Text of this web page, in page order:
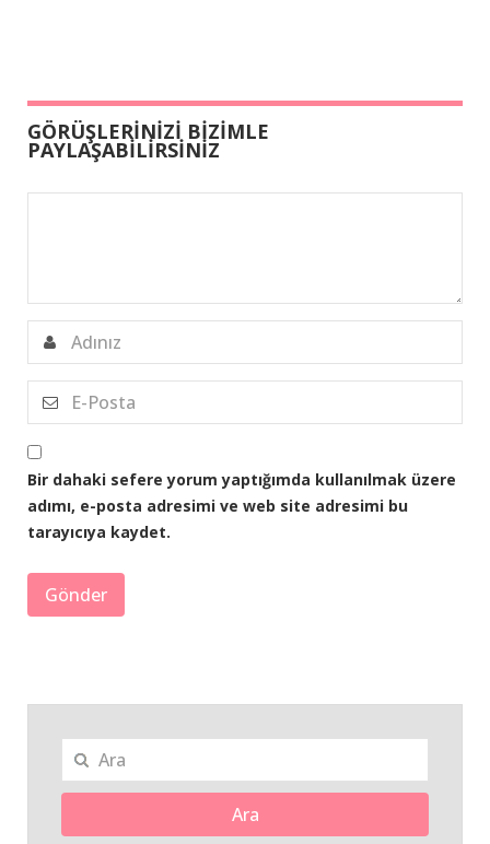
GÖRÜŞLERİNİZİ BİZİMLE
PAYLAŞABİLİRSİNİZ
Bir dahaki sefere yorum yaptığımda kullanılmak üzere
adımı, e-posta adresimi ve web site adresimi bu
tarayıcıya kaydet.
Ara